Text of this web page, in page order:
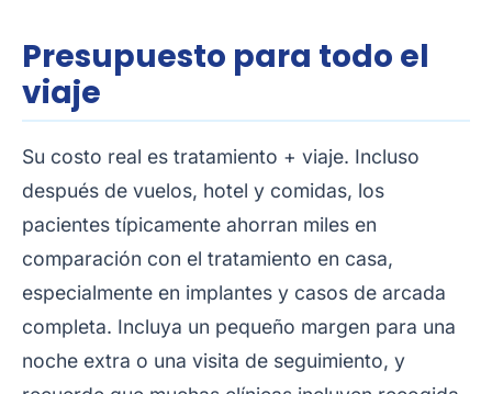
Presupuesto para todo el
viaje
Su costo real es tratamiento + viaje. Incluso
después de vuelos, hotel y comidas, los
pacientes típicamente ahorran miles en
comparación con el tratamiento en casa,
especialmente en implantes y casos de arcada
completa. Incluya un pequeño margen para una
noche extra o una visita de seguimiento, y